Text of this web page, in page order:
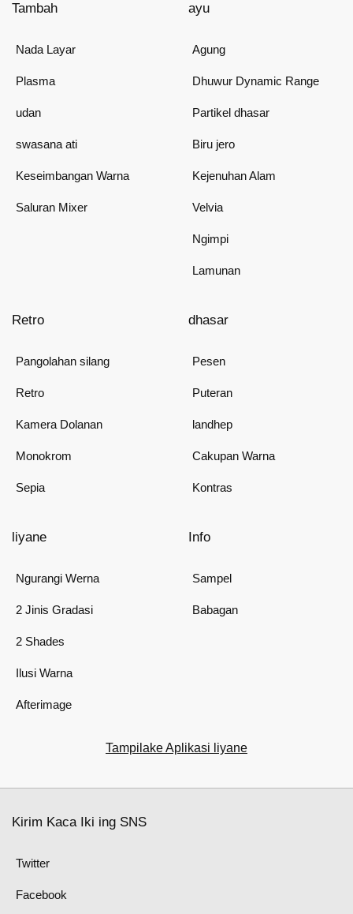
Tambah
Nada Layar
Plasma
udan
swasana ati
Keseimbangan Warna
Saluran Mixer
ayu
Agung
Dhuwur Dynamic Range
Partikel dhasar
Biru jero
Kejenuhan Alam
Velvia
Ngimpi
Lamunan
Retro
Pangolahan silang
Retro
Kamera Dolanan
Monokrom
Sepia
dhasar
Pesen
Puteran
landhep
Cakupan Warna
Kontras
liyane
Ngurangi Werna
2 Jinis Gradasi
2 Shades
Ilusi Warna
Afterimage
Info
Sampel
Babagan
Tampilake Aplikasi liyane
Kirim Kaca Iki ing SNS
Twitter
Facebook